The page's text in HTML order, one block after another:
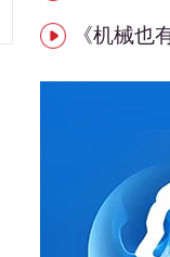
《机械也